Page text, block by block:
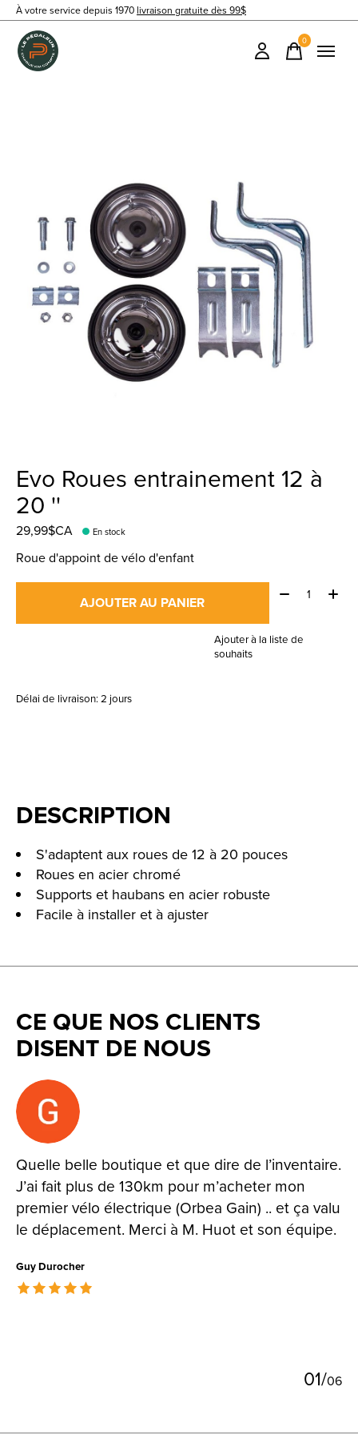
À votre service depuis 1970 livraison gratuite dès 99$
0items
Evo Roues entrainement 12 à
20 ''
29,99$CA En stock
Roue d'appoint de vélo d'enfant
AJOUTER AU PANIER
Quantité:
Ajouter à la liste de
souhaits
Délai de livraison: 2 jours
DESCRIPTION
S'adaptent aux roues de 12 à 20 pouces
Roues en acier chromé
Supports et haubans en acier robuste
Facile à installer et à ajuster
CE QUE NOS CLIENTS
DISENT DE NOUS
Testimonial items
Quelle belle boutique et que dire de l’inventaire.
J’ai fait plus de 130km pour m’acheter mon
premier vélo électrique (Orbea Gain) .. et ça valu
le déplacement. Merci à M. Huot et son équipe.
Guy Durocher
The rating of this product is
01/06